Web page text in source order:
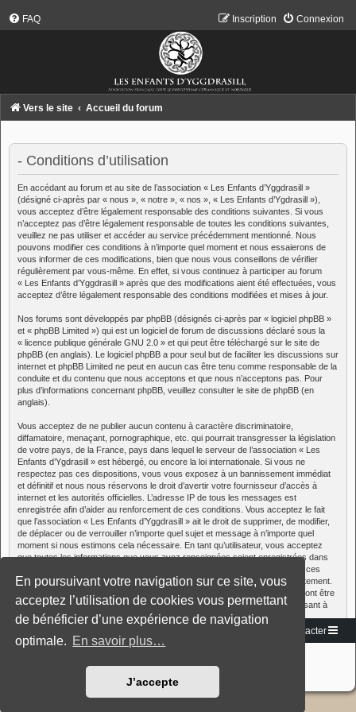
En poursuivant votre navigation sur ce site, vous
acceptez l’utilisation de cookies vous permettant
de bénéficier d’une expérience de navigation
optimale. En savoir plus…
J’accepte
FAQ Connexion
Inscription
Vers le site Accueil du forum
- Conditions d’utilisation
En accédant au forum et au site de l’association « Les Enfants d’Yggdrasill »
(désigné ci-après par « nous », « notre », « nos », « Les Enfants d’Ygdrasill »),
vous acceptez d’être légalement responsable des conditions suivantes. Si vous
n’acceptez pas d’être légalement responsable de toutes les conditions suivantes,
veuillez ne pas utiliser et accéder au service précédemment mentionné. Nous
pouvons modifier ces conditions à n’importe quel moment et nous essaierons de
vous informer de ces modifications, bien que nous vous conseillons de vérifier
régulièrement par vous-même. En effet, si vous continuez à participer au forum
« Les Enfants d’Yggdrasill » après que des modifications aient été effectuées, vous
acceptez d’être légalement responsable des conditions modifiées et mises à jour.
Nos forums sont développés par phpBB (désignés ci-après par « logiciel phpBB »
et « phpBB Limited ») qui est un logiciel de forum de discussions déclaré sous la
« licence publique générale GNU 2.0 » et qui peut être téléchargé sur le site de
phpBB (en anglais). Le logiciel phpBB a pour seul but de faciliter les discussions sur
internet et phpBB Limited ne peut en aucun cas être tenu comme responsable de la
conduite et du contenu que nous acceptons et que nous n’acceptons pas. Pour
plus d’informations concernant phpBB, veuillez consulter le site de phpBB (en
anglais).
Vous acceptez de ne publier aucun contenu à caractère discriminatoire,
diffamatoire, menaçant, pornographique, etc. qui pourrait transgresser la législation
de votre pays, de la France, pays dans lequel le serveur de l’association « Les
Enfants d’Ygdrasill » est hébergé, ou encore la loi internationale. Si vous ne
respectez pas ces dispositions, vous vous exposez à un bannissement immédiat
et définitif et nous nous réservons le droit d’avertir votre fournisseur d’accès à
internet et les autorités officielles. L’adresse IP de tous les messages est
enregistrée afin d’aider au renforcement de ces conditions. Vous acceptez le fait
que l’association « Les Enfants d’Yggdrasill » ait le droit de supprimer, de modifier,
de déplacer ou de verrouiller n’importe quel sujet et message à n’importe quel
moment si nous estimons cela nécessaire. En tant qu’utilisateur, vous acceptez
que toutes les informations que vous avez renseignées soient enregistrées dans
notre base de données. Sauf réquisition des autorité judiciaires françaises, ces
informations ne seront pas diffusées à une tierce partie sans votre consentement.
Cependant, ni l’association « Les Enfants d’Yggdrasill », ni phpBB, ne pourront être
tenus comme responsables en cas de tentative de piratage informatique visant à
compromettre vos données.
Nous contacter
Style: Black-Silver-Split by Joyce&Luna
phpBB-Style-Design